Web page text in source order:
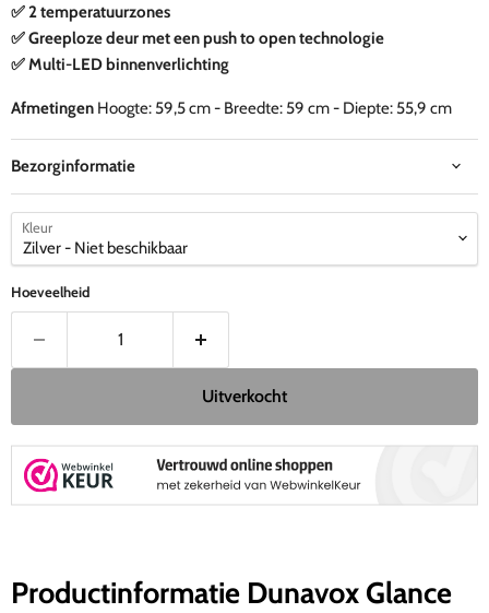
✅ 2 temperatuurzones
✅ Greeploze deur met een push to open technologie
✅ Multi-LED binnenverlichting
Afmetingen Hoogte: 59,5 cm - Breedte: 59 cm - Diepte: 55,9 cm
Bezorginformatie
Kleur
Hoeveelheid
Uitverkocht
Productinformatie Dunavox Glance